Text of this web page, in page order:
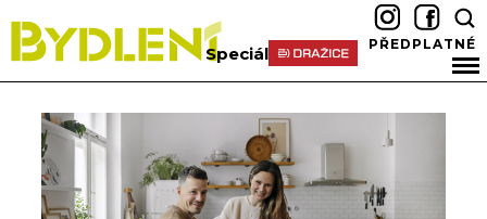
Speciál PŘEDPLATNÉ